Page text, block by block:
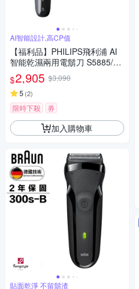
AI智能設計,高CP值
【福利品】PHILIPS飛利浦 AI
智能乾濕兩用電鬍刀 S5885/10
(一年保固)
$2,905 $3,090
5 (2)
限時下殺 券
加入購物車
貼面乾淨 不留鬍渣